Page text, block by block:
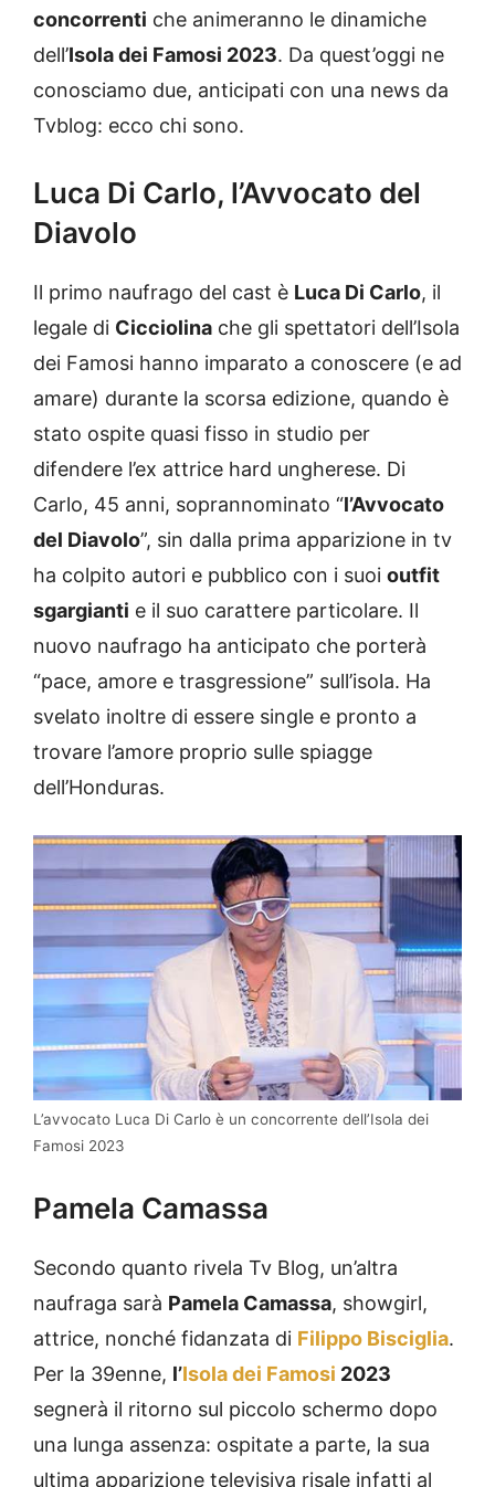
concorrenti che animeranno le dinamiche
dell’Isola dei Famosi 2023. Da quest’oggi ne
conosciamo due, anticipati con una news da
Tvblog: ecco chi sono.
Luca Di Carlo, l’Avvocato del
Diavolo
Il primo naufrago del cast è Luca Di Carlo, il
legale di Cicciolina che gli spettatori dell’Isola
dei Famosi hanno imparato a conoscere (e ad
amare) durante la scorsa edizione, quando è
stato ospite quasi fisso in studio per
difendere l’ex attrice hard ungherese. Di
Carlo, 45 anni, soprannominato “l’Avvocato
del Diavolo”, sin dalla prima apparizione in tv
ha colpito autori e pubblico con i suoi outfit
sgargianti e il suo carattere particolare. Il
nuovo naufrago ha anticipato che porterà
“pace, amore e trasgressione” sull’isola. Ha
svelato inoltre di essere single e pronto a
trovare l’amore proprio sulle spiagge
dell’Honduras.
L’avvocato Luca Di Carlo è un concorrente dell’Isola dei
Famosi 2023
Pamela Camassa
Secondo quanto rivela Tv Blog, un’altra
naufraga sarà Pamela Camassa, showgirl,
attrice, nonché fidanzata di Filippo Bisciglia.
Per la 39enne, l’Isola dei Famosi 2023
segnerà il ritorno sul piccolo schermo dopo
una lunga assenza: ospitate a parte, la sua
ultima apparizione televisiva risale infatti al